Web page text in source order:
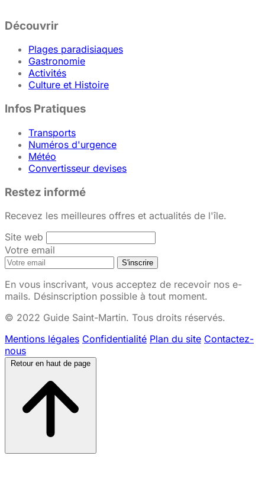
Découvrir
Plages paradisiaques
Gastronomie
Activités
Culture et Histoire
Infos Pratiques
Transports
Numéros d'urgence
Météo
Convertisseur devises
Restez informé
Recevez les meilleures offres et actualités de l'île.
Site web
Votre email
S'inscrire
En vous inscrivant, vous acceptez de recevoir nos e-
mails. Désinscription possible à tout moment.
© 2022 Guide Saint-Martin. Tous droits réservés.
Mentions légales Confidentialité Plan du site Contactez-
nous
Retour en haut de page